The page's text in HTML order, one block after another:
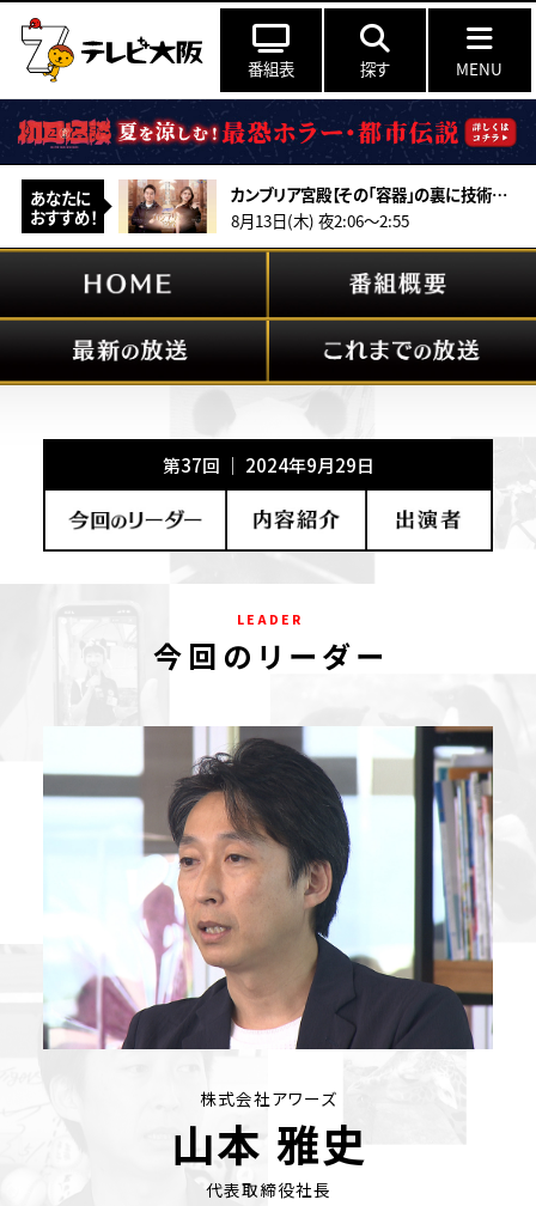
番組表 探す MENU
あなたに
おすすめ！
カンブリア宮殿【その「容器」の裏に技術あり“世界初”を連発！黒子企業の秘密】
8月13日(木) 夜2:06～2:55
第37回 ｜ 2024年9月29日
L E A D E R
今 回 の リ ー ダ ー
株式会社アワーズ
山本 雅史
代表取締役社長